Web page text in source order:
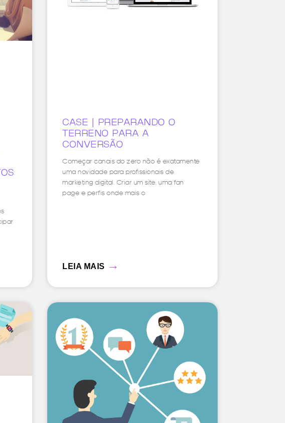
CASE | PREPARANDO O
TERRENO PARA A
CONVERSÃO
Começar canais do zero não é exatamente
uma novidade para profissionais de
marketing digital. Criar um site, uma fan
page e perfis onde mais o
LEIA MAIS →